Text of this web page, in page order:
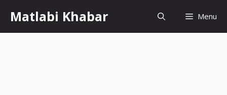
content
Matlabi Khabar Menu